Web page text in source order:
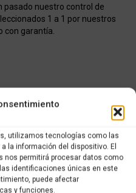
utilizamos tecnologías como las
la información del dispositivo. El
permitirá procesar datos como
identificaciones únicas en este
puede afectar
y funciones.
pasado nuestro control de
1 a 1 por nuestros
con garantía.
SUZUKI BURGMAN 125cc